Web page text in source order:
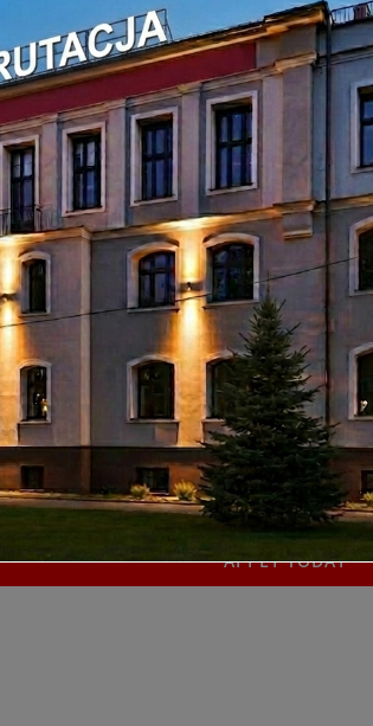
imperdiet, libero vel consectetur
quis congue in, tristique id erat. Nunc ac
eu purus ut augue consectetur aliquet.
lacinia turpis imperdiet ligula malesuada
sed felis et libero consectetur auctor id
risus at erat pretium fringilla
ut purus non tortor rhoncus bibendum
nec turpis sit egestas scelerisque at finibus
Sed accumsan nisl eget ligula
non ornare urna, vel congue
Cras ut metus nibh.
cursus, justo purus varius nisl, iaculis
APPLY TODAY